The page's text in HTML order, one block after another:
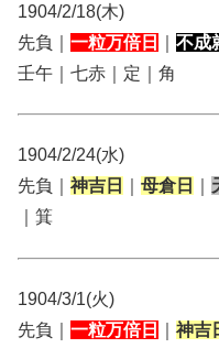
1904/2/18(木)
先負｜ 一粒万倍日 不成
壬午｜七赤｜定｜角
1904/2/24(水)
先負｜ 神吉日 母倉日
｜箕
1904/3/1(火)
先負｜ 一粒万倍日 神吉